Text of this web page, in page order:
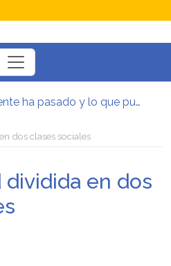
Toggle
navigation
Venezuela: lo que realmente ha pasado y lo que puede venir
dos clases sociales
dividida en dos